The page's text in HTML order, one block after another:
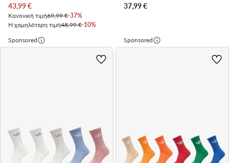
Τρέχουσα τιμή
43,99€
Κανονική τιμή69,99 €-37%
Η χαμηλότερη τιμή48,99 €-10%
37,99€
Sponsored Sponsored